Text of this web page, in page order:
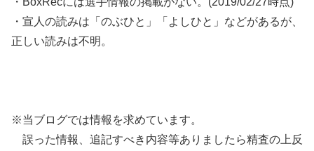
・宣人の読みは「のぶひと」「よしひと」などがあるが、
正しい読みは不明。
※当ブログでは情報を求めています。
誤った情報、追記すべき内容等ありましたら精査の上反